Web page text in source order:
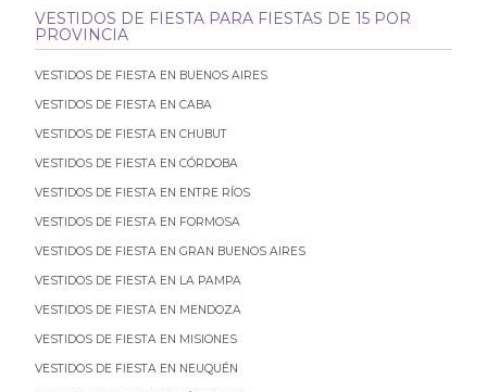
VESTIDOS DE FIESTA PARA FIESTAS DE 15 POR
PROVINCIA
VESTIDOS DE FIESTA EN BUENOS AIRES
VESTIDOS DE FIESTA EN CABA
VESTIDOS DE FIESTA EN CHUBUT
VESTIDOS DE FIESTA EN CÓRDOBA
VESTIDOS DE FIESTA EN ENTRE RÍOS
VESTIDOS DE FIESTA EN FORMOSA
VESTIDOS DE FIESTA EN GRAN BUENOS AIRES
VESTIDOS DE FIESTA EN LA PAMPA
VESTIDOS DE FIESTA EN MENDOZA
VESTIDOS DE FIESTA EN MISIONES
VESTIDOS DE FIESTA EN NEUQUÉN